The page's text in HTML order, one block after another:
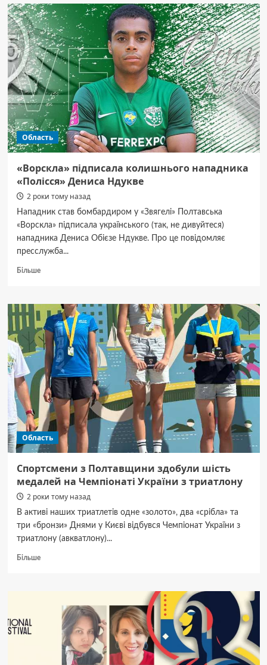
на
Полтавщині
—
в
ОВА
повідомили,
куди
поцілили
російські
ракети
Область
«Ворскла» підписала колишнього нападника
«Полісся» Дениса Ндукве
2 роки тому назад
Нападник став бомбардиром у «Звягелі» Полтавська
«Ворскла» підписала українського (так, не дивуйтеся)
нападника Дениса Обієзе Ндукве. Про це повідомляє
пресслужба...
БільшеДокладніше
підписала
колишнього
нападника
«Полісся»
Дениса
Ндукве
Область
Спортсмени з Полтавщини здобули шість
медалей на Чемпіонаті України з триатлону
2 роки тому назад
В активі наших триатлетів одне «золото», два «срібла» та
три «бронзи» Днями у Києві відбувся Чемпіонат України з
триатлону (авкватлону)...
БільшеДокладніше
медалей
на Чемпіонаті
України
з триатлону